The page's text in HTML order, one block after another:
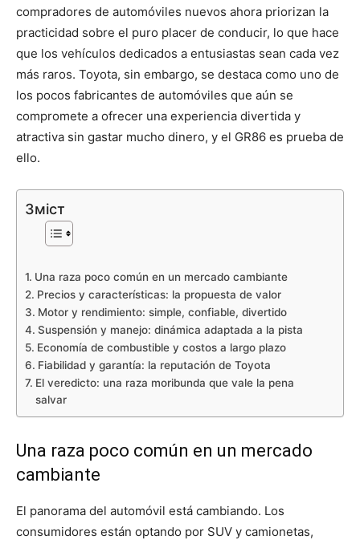
compradores de automóviles nuevos ahora priorizan la
practicidad sobre el puro placer de conducir, lo que hace
que los vehículos dedicados a entusiastas sean cada vez
más raros. Toyota, sin embargo, se destaca como uno de
los pocos fabricantes de automóviles que aún se
compromete a ofrecer una experiencia divertida y
atractiva sin gastar mucho dinero, y el GR86 es prueba de
ello.
Зміст
Una raza poco común en un mercado cambiante
Precios y características: la propuesta de valor
Motor y rendimiento: simple, confiable, divertido
Suspensión y manejo: dinámica adaptada a la pista
Economía de combustible y costos a largo plazo
Fiabilidad y garantía: la reputación de Toyota
El veredicto: una raza moribunda que vale la pena
salvar
Una raza poco común en un mercado
cambiante
El panorama del automóvil está cambiando. Los
consumidores están optando por SUV y camionetas,